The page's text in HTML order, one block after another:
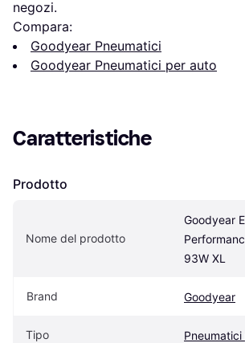
negozi.
Compara:
Goodyear Pneumatici
Goodyear Pneumatici per auto
Caratteristiche
Prodotto
Nome del prodotto
Goodyear
93W XL
Brand Goodyear
Tipo